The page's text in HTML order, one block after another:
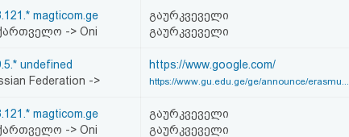
magticom.ge
-> Oni
გაურკვეველი
გაურკვეველი
undefined
Federation ->
https://www.google.com/
https://www.gu.edu.ge/ge/announce/erasmu...
magticom.ge
-> Oni
გაურკვეველი
გაურკვეველი